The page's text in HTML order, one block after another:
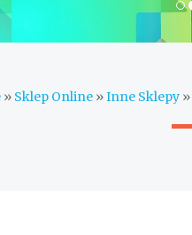
» Sklep Online »Inne Sklepy »